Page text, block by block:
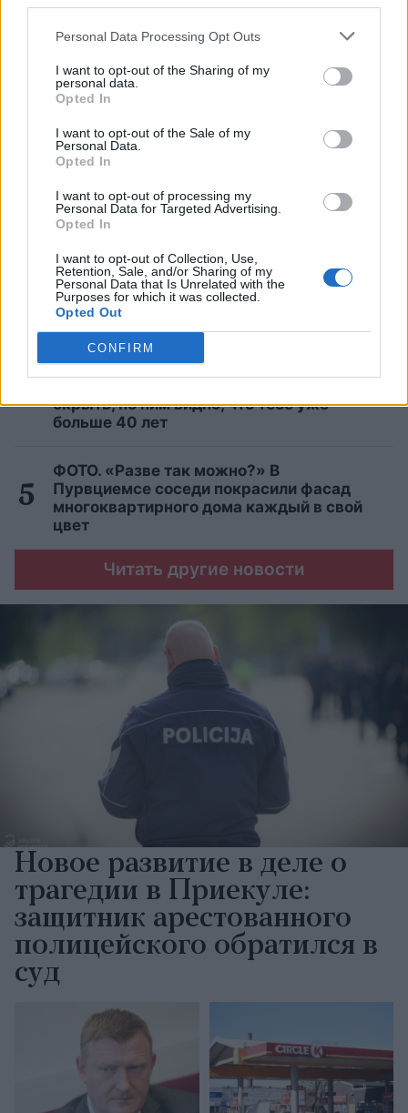
Personal Data Processing Opt Outs
I want to opt-out of the Sharing of my
personal data.
Opted In
I want to opt-out of the Sale of my
Personal Data.
Opted In
I want to opt-out of processing my
Personal Data for Targeted Advertising.
Opted In
I want to opt-out of Collection, Use,
Retention, Sale, and/or Sharing of my
Personal Data that Is Unrelated with the
Purposes for which it was collected.
Opted Out
CONFIRM
САМЫЕ ЧИТАЕМЫЕ
Течёт ли в твоих жилах кровь
фамилий, которые могут об этом
свидетельствовать
Пьёте чай? Названы 9 чаёв, которые
помогут избавиться от лишнего веса
«Девочкаочень кричала, повсюду была
кровь!» Незнакомая женщина в
магазине жестоко нападает на
девятилетнюю девочку
10 признаков, которые выдают возраст
скрыть, по ним видно, что тебе уже
больше 40 лет
ФОТО. «Разве так можно?» В
Пурвциемсе соседи покрасили фасад
многоквартирного дома каждый в свой
цвет
Читать другие новости
Новое развитие в деле о
трагедии в Приекуле:
защитник арестованного
полицейского обратился в
суд